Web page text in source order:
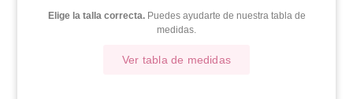
Elige la talla correcta.Puedes ayudarte de nuestra tabla de
medidas.
Ver tabla de medidas